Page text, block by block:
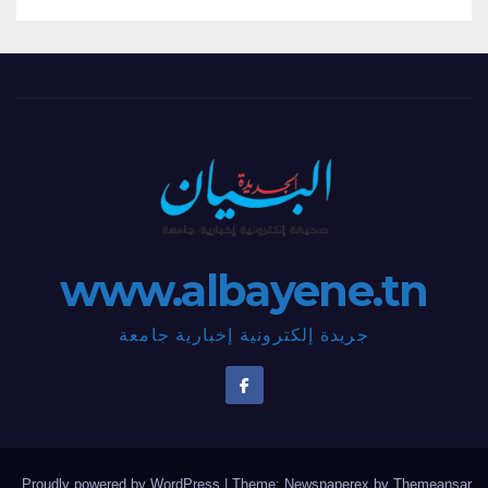
www.albayene.tn
جريدة إلكترونية إخبارية جامعة
Proudly powered by WordPress Theme: Newspaperex by Themeansar